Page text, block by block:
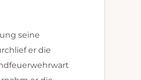
seine
er die